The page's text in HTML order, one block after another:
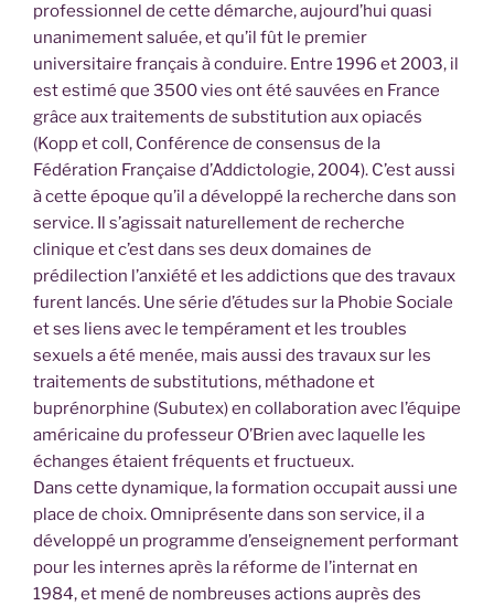
professionnel de cette démarche, aujourd’hui quasi
unanimement saluée, et qu’il fût le premier
universitaire français à conduire. Entre 1996 et 2003, il
est estimé que 3500 vies ont été sauvées en France
grâce aux traitements de substitution aux opiacés
(Kopp et coll, Conférence de consensus de la
Fédération Française d’Addictologie, 2004). C’est aussi
à cette époque qu’il a développé la recherche dans son
service. Il s’agissait naturellement de recherche
clinique et c’est dans ses deux domaines de
prédilection l’anxiété et les addictions que des travaux
furent lancés. Une série d’études sur la Phobie Sociale
et ses liens avec le tempérament et les troubles
sexuels a été menée, mais aussi des travaux sur les
traitements de substitutions, méthadone et
buprénorphine (Subutex) en collaboration avec l’équipe
américaine du professeur O’Brien avec laquelle les
échanges étaient fréquents et fructueux.
Dans cette dynamique, la formation occupait aussi une
place de choix. Omniprésente dans son service, il a
développé un programme d’enseignement performant
pour les internes après la réforme de l’internat en
1984, et mené de nombreuses actions auprès des